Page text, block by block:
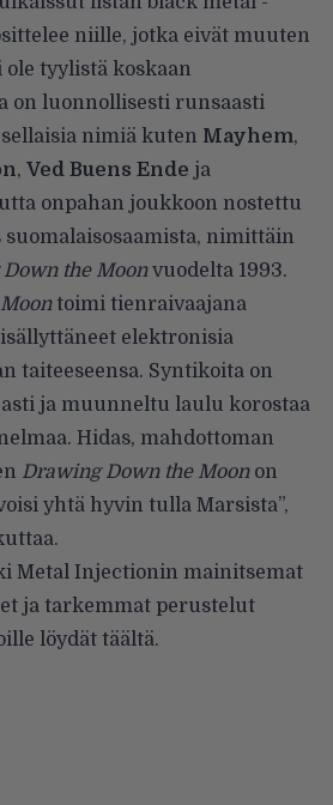
niille, jotka eivät muuten
tyylistä koskaan
on luonnollisesti runsaasti
nimiä kuten Mayhem,
, Ved Buens Ende ja
onpahan joukkoon nostettu
nimittäin
the Moonvuodelta 1993.
toimi tienraivaajana
elektronisia
taiteeseensa. Syntikoita on
ja muunneltu laulu korostaa
Hidas, mahdottoman
Drawing Down the Moonon
yhtä hyvin tulla Marsista”,
Metal Injectionin mainitsemat
ja tarkemmat perustelut
löydät täältä.